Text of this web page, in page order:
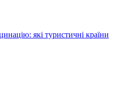
які туристичні країни